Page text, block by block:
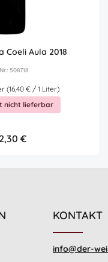
Coeli Aula 2018
508718
(16,40 € / 1 Liter)
nicht lieferbar
Preis:
€
KONTAKT
info@der-